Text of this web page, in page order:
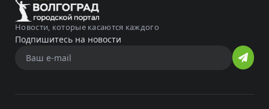
Новости, которые касаются каждого
Подпишитесь на новости